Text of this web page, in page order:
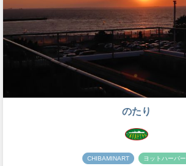
のたり
CHIBAMINART ヨットハーバー